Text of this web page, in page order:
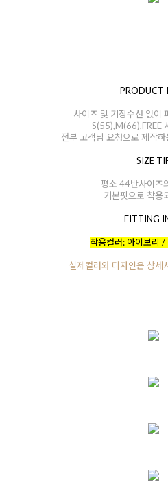
PRODUCT
사이즈 및 기장수선 없이
S(55),M(66),FREE
전부 고객님 요청으로 제작
SIZE
평소 44반사이즈
기본핏으로 착용
FITTING
착용컬러: 아이보리 /
실제컬러와 디자인은 상세